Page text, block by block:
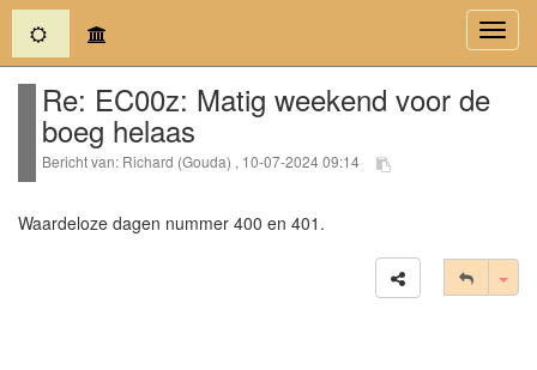
(current)
Re: EC00z: Matig weekend voor de
boeg helaas
Bericht van: Richard (Gouda) , 10-07-2024 09:14
Waardeloze dagen nummer 400 en 401.